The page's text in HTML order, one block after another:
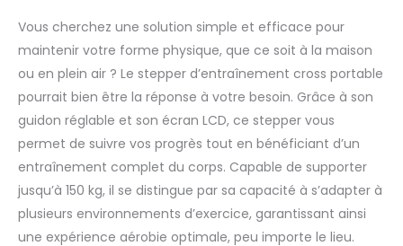
Vous cherchez une solution simple et efficace pour
maintenir votre forme physique, que ce soit à la maison
ou en plein air ? Le stepper d’entraînement cross portable
pourrait bien être la réponse à votre besoin. Grâce à son
guidon réglable et son écran LCD, ce stepper vous
permet de suivre vos progrès tout en bénéficiant d’un
entraînement complet du corps. Capable de supporter
jusqu’à 150 kg, il se distingue par sa capacité à s’adapter à
plusieurs environnements d’exercice, garantissant ainsi
une expérience aérobie optimale, peu importe le lieu.